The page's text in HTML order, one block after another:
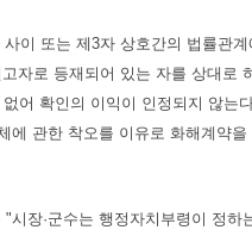
이 또는 제3자 상호간의 법률관
자로 등재되어 있는 자를 상대
어 확인의 이익이 인정되지 않는
에 관한 착오를 이유로 화해계약
"시장·군수는 행정자치부령이 정